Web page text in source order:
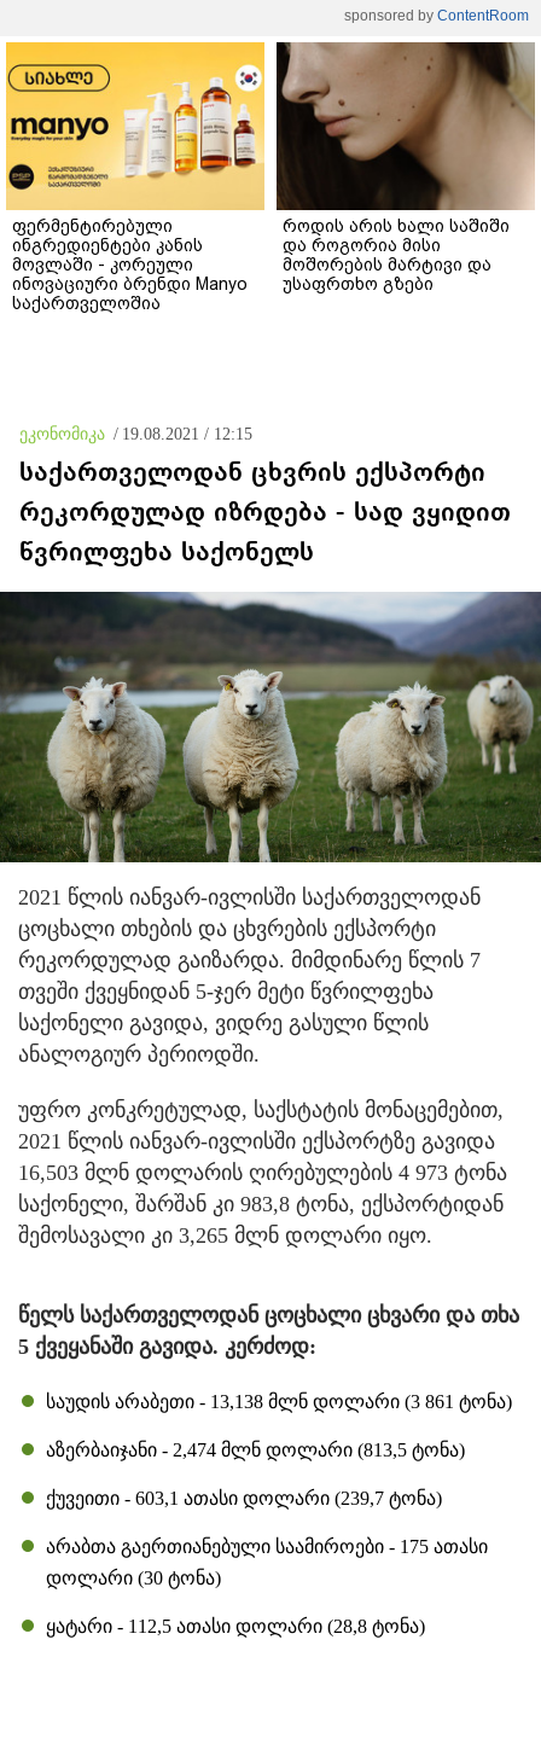
sponsored by ContentRoom
ფერმენტირებული
ინგრედიენტები კანის
მოვლაში - კორეული
ინოვაციური ბრენდი Manyo
საქართველოშია
როდის არის ხალი საშიში
და როგორია მისი
მოშორების მარტივი და
უსაფრთხო გზები
ეკონომიკა / 19.08.2021 / 12:15
საქართველოდან ცხვრის ექსპორტი
რეკორდულად იზრდება - სად ვყიდით
წვრილფეხა საქონელს
2021 წლის იანვარ-ივლისში საქართველოდან
ცოცხალი თხების და ცხვრების ექსპორტი
რეკორდულად გაიზარდა. მიმდინარე წლის 7
თვეში ქვეყნიდან 5-ჯერ მეტი წვრილფეხა
საქონელი გავიდა, ვიდრე გასული წლის
ანალოგიურ პერიოდში.
უფრო კონკრეტულად, საქსტატის მონაცემებით,
2021 წლის იანვარ-ივლისში ექსპორტზე გავიდა
16,503 მლნ დოლარის ღირებულების 4 973 ტონა
საქონელი, შარშან კი 983,8 ტონა, ექსპორტიდან
შემოსავალი კი 3,265 მლნ დოლარი იყო.
წელს საქართველოდან ცოცხალი ცხვარი და თხა
5 ქვეყანაში გავიდა. კერძოდ:
საუდის არაბეთი - 13,138 მლნ დოლარი (3 861 ტონა)
აზერბაიჯანი - 2,474 მლნ დოლარი (813,5 ტონა)
ქუვეითი - 603,1 ათასი დოლარი (239,7 ტონა)
არაბთა გაერთიანებული საამიროები - 175 ათასი
დოლარი (30 ტონა)
ყატარი - 112,5 ათასი დოლარი (28,8 ტონა)